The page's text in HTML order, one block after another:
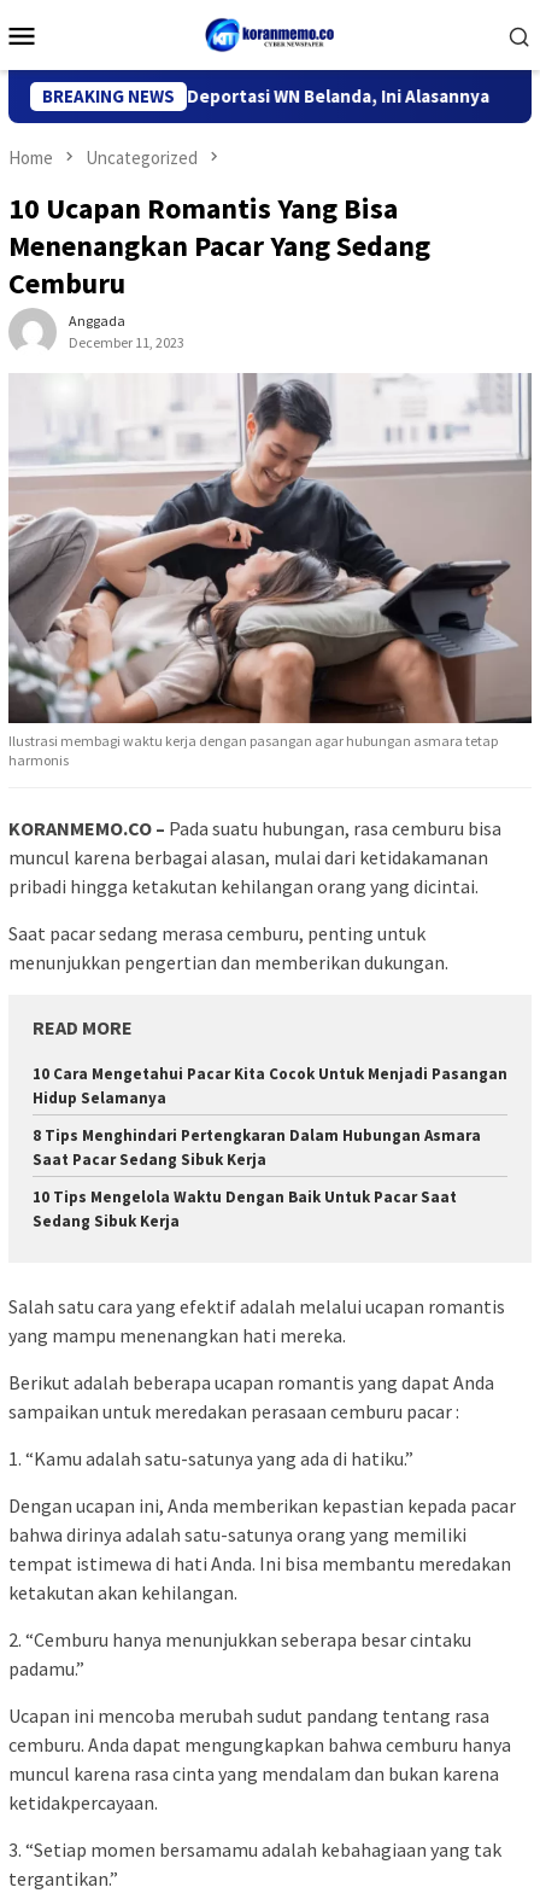
to
Menu
BREAKING NEWS
Kediri Deportasi WN Belanda, Ini Alasannya 9 Desa
Home Uncategorized
10 Ucapan Romantis Yang Bisa
Menenangkan Pacar Yang Sedang
Cemburu
Anggada
December 11, 2023
Ilustrasi membagi waktu kerja dengan pasangan agar hubungan asmara tetap
harmonis
KORANMEMO.CO – Pada suatu hubungan, rasa cemburu bisa
muncul karena berbagai alasan, mulai dari ketidakamanan
pribadi hingga ketakutan kehilangan orang yang dicintai.
Saat pacar sedang merasa cemburu, penting untuk
menunjukkan pengertian dan memberikan dukungan.
READ MORE
10 Cara Mengetahui Pacar Kita Cocok Untuk Menjadi Pasangan
Hidup Selamanya
8 Tips Menghindari Pertengkaran Dalam Hubungan Asmara
Saat Pacar Sedang Sibuk Kerja
10 Tips Mengelola Waktu Dengan Baik Untuk Pacar Saat
Sedang Sibuk Kerja
Salah satu cara yang efektif adalah melalui ucapan romantis
yang mampu menenangkan hati mereka.
Berikut adalah beberapa ucapan romantis yang dapat Anda
sampaikan untuk meredakan perasaan cemburu pacar :
1. “Kamu adalah satu-satunya yang ada di hatiku.”
Dengan ucapan ini, Anda memberikan kepastian kepada pacar
bahwa dirinya adalah satu-satunya orang yang memiliki
tempat istimewa di hati Anda. Ini bisa membantu meredakan
ketakutan akan kehilangan.
2. “Cemburu hanya menunjukkan seberapa besar cintaku
padamu.”
Ucapan ini mencoba merubah sudut pandang tentang rasa
cemburu. Anda dapat mengungkapkan bahwa cemburu hanya
muncul karena rasa cinta yang mendalam dan bukan karena
ketidakpercayaan.
3. “Setiap momen bersamamu adalah kebahagiaan yang tak
tergantikan.”